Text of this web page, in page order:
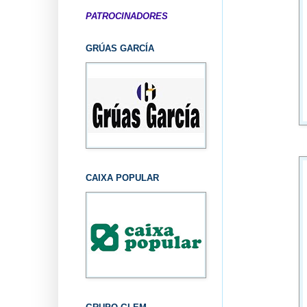
PATROCINADORES
GRÚAS GARCÍA
CAIXA POPULAR